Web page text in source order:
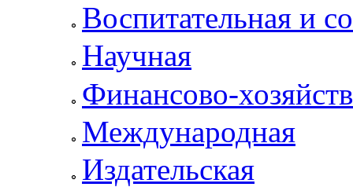
Воспитательная и
Научная
Финансово-
Международная
Издательская